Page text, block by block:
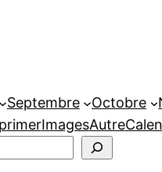
Septembre Octobre
ImagesAutre